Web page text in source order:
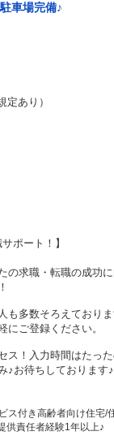
車場完備♪
あり）
ポート！】
の求職・転職の成功
も多数そろえており
にご登録ください。
ス！入力時間はたっ
♪お待ちしております♪
ス付き高齢者向け住宅/
供責任者経験1年以上♪